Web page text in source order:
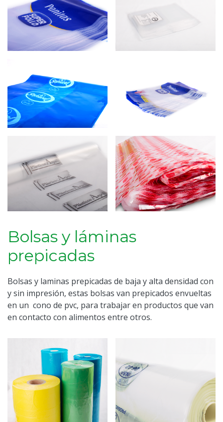
Bolsas y láminas
prepicadas
Bolsas y laminas prepicadas de baja y alta densidad con
y sin impresión, estas bolsas van prepicados envueltas
en un cono de pvc, para trabajar en productos que van
en contacto con alimentos entre otros.